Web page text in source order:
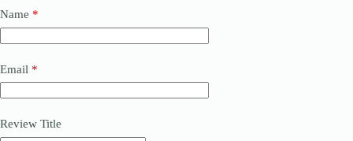
Name *
Email *
Review Title